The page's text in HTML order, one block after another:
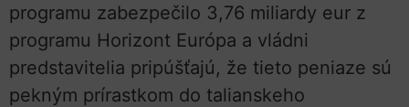
programu zabezpečilo 3,76 miliardy eur z
programu Horizont Európa a vládni
predstavitelia pripúšťajú, že tieto peniaze sú
pekným prírastkom do talianskeho